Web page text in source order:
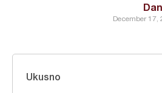
December 17,
Ukusno